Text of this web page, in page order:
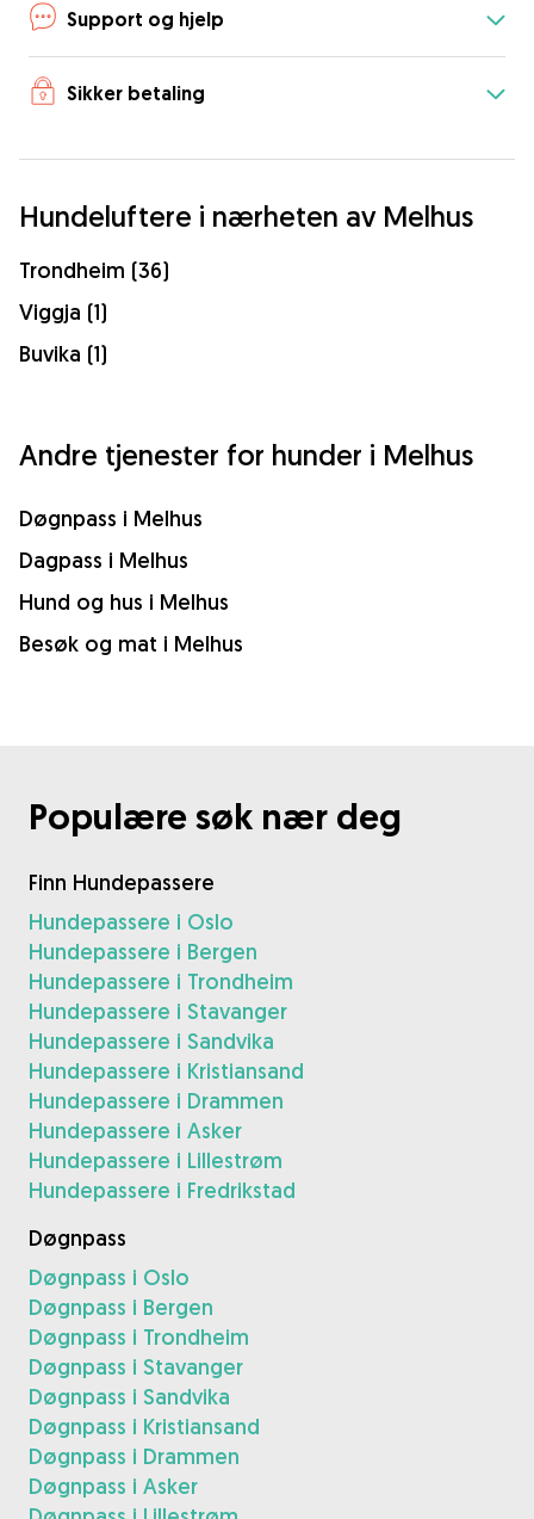
Support og hjelp
Sikker betaling
Hundeluftere i nærheten av Melhus
Trondheim (36)
Viggja (1)
Buvika (1)
Andre tjenester for hunder i Melhus
Døgnpass i Melhus
Dagpass i Melhus
Hund og hus i Melhus
Besøk og mat i Melhus
Populære søk nær deg
Finn Hundepassere
Hundepassere i Oslo
Hundepassere i Bergen
Hundepassere i Trondheim
Hundepassere i Stavanger
Hundepassere i Sandvika
Hundepassere i Kristiansand
Hundepassere i Drammen
Hundepassere i Asker
Hundepassere i Lillestrøm
Hundepassere i Fredrikstad
Døgnpass
Døgnpass i Oslo
Døgnpass i Bergen
Døgnpass i Trondheim
Døgnpass i Stavanger
Døgnpass i Sandvika
Døgnpass i Kristiansand
Døgnpass i Drammen
Døgnpass i Asker